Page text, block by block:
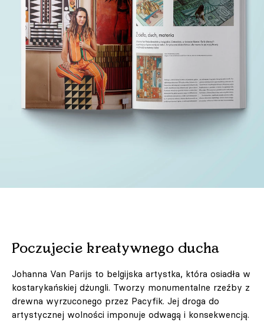
Poczujecie kreatywnego ducha
Johanna Van Parijs to belgijska artystka, która osiadła w
kostarykańskiej dżungli. Tworzy monumentalne rzeźby z
drewna wyrzuconego przez Pacyfik. Jej droga do
artystycznej wolności imponuje odwagą i konsekwencją.